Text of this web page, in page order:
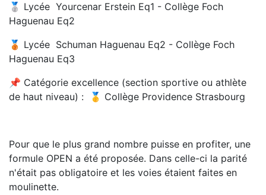
🥈 Lycée Yourcenar Erstein Eq1 - Collège Foch
Haguenau Eq2
🥉 Lycée Schuman Haguenau Eq2 - Collège Foch
Haguenau Eq3
📌 Catégorie excellence (section sportive ou athlète
de haut niveau) : 🥇 Collège Providence Strasbourg
Pour que le plus grand nombre puisse en profiter, une
formule OPEN a été proposée. Dans celle-ci la parité
n'était pas obligatoire et les voies étaient faites en
moulinette.